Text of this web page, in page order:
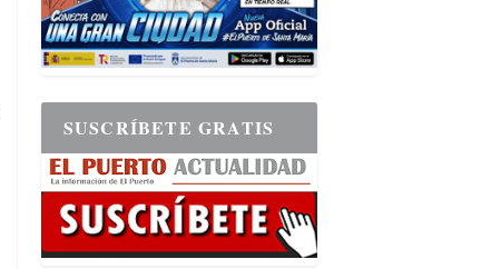
SUSCRÍBETE GRATIS